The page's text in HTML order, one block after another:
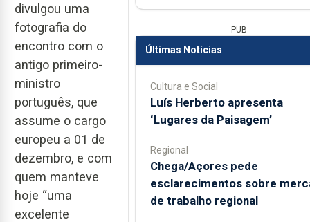
divulgou uma
fotografia do
encontro com o
antigo primeiro-
ministro
português, que
assume o cargo
europeu a 01 de
dezembro, e com
quem manteve
hoje “uma
excelente
PUB
Últimas Notícias
Cultura e Social
Luís Herberto apresenta
‘Lugares da Paisagem’
Regional
Chega/Açores pede
esclarecimentos sobre
de trabalho regional